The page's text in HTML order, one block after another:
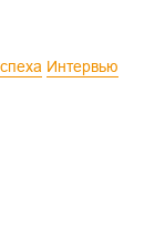
интервью